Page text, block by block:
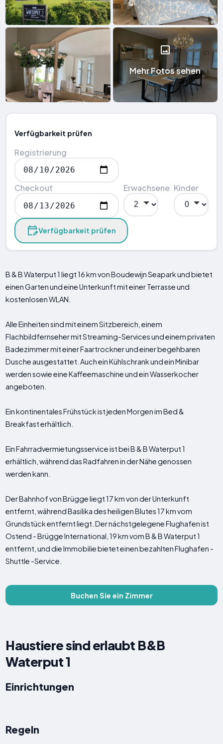
Mehr Fotos sehen
Verfügbarkeit prüfen
Registrierung
Checkout Erwachsene Kinder
Verfügbarkeit prüfen
B & B Waterput 1 liegt 16 km von Boudewijn Seapark und bietet
einen Garten und eine Unterkunft mit einer Terrasse und
kostenlosen WLAN.
Alle Einheiten sind mit einem Sitzbereich, einem
Flachbildfernseher mit Streaming-Services und einem privaten
Badezimmer mit einer Faartrockner und einer begehbaren
Dusche ausgestattet. Auch ein Kühlschrank und ein Minibar
werden sowie eine Kaffeemaschine und ein Wasserkocher
angeboten.
Ein kontinentales Frühstück ist jeden Morgen im Bed &
Breakfast erhältlich.
Ein Fahrradvermietungsservice ist bei B & B Waterput 1
erhältlich, während das Radfahren in der Nähe genossen
werden kann.
Der Bahnhof von Brügge liegt 17 km von der Unterkunft
entfernt, während Basilika des heiligen Blutes 17 km vom
Grundstück entfernt liegt. Der nächstgelegene Flughafen ist
Ostend - Brügge International, 19 km vom B & B Waterput 1
entfernt, und die Immobilie bietet einen bezahlten Flughafen -
Shuttle -Service.
Buchen Sie ein Zimmer
Haustiere sind erlaubt B&B
Waterput 1
Einrichtungen
Regeln